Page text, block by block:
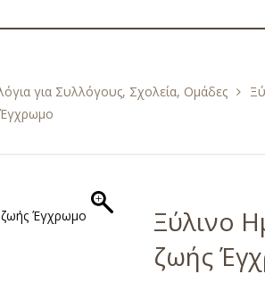
για Συλλόγους, Σχολεία, Ομάδες
Ξύλινο
ζωής